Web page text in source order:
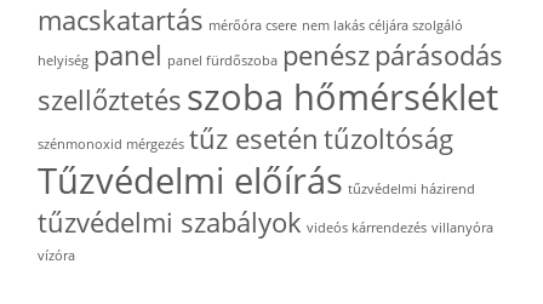
macskatartás mérőóra csere nem lakás céljára szolgáló
helyiség panel panel fürdőszoba penész párásodás
szellőztetés szoba hőmérséklet
szénmonoxid mérgezés tűz esetén tűzoltóság
Tűzvédelmi előírás tűzvédelmi házirend
tűzvédelmi szabályok videós kárrendezés villanyóra
vízóra